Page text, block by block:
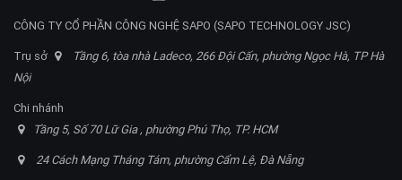
CÔNG TY CỔ PHẦN CÔNG NGHỆ SAPO (SAPO TECHNOLOGY JSC)
Trụ sở
Tầng 6, tòa nhà Ladeco, 266 Đội Cấn, phường Ngọc Hà, TP Hà
Nội
Chi nhánh
Tầng 5, Số 70 Lữ Gia , phường Phú Thọ, TP. HCM
24 Cách Mạng Tháng Tám, phường Cẩm Lệ, Đà Nẵng